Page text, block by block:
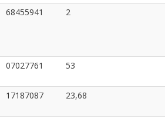
68455941 2
07027761 53
17187087 23,68